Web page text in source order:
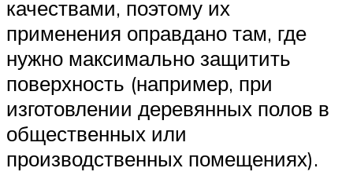
качествами, поэтому их
применения оправдано там, где
нужно максимально защитить
поверхность (например, при
изготовлении деревянных полов в
общественных или
производственных помещениях).